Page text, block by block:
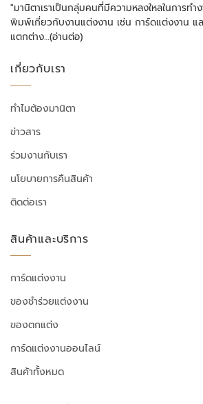
"มานิตาเราเป็นกลุ่มคนที่มีความหลงใหลในการทำ
พิมพ์เกี่ยวกับงานแต่งงาน เช่น การ์ดแต่งงาน แล
แตกต่าง…(อ่านต่อ)
เกี่ยวกับเรา
ทำไมต้องมานิตา
ข่าวสาร
ร่วมงานกับเรา
นโยบายการคืนสินค้า
ติดต่อเรา
สินค้าและบริการ
การ์ดแต่งงาน
ของชำร่วยแต่งงาน
ของตกแต่ง
การ์ดแต่งงานออนไลน์
สินค้าทั้งหมด